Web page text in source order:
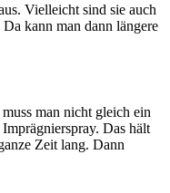
Vielleicht sind sie auch
kann man dann längere
man nicht gleich ein
Das hält
Zeit lang. Dann